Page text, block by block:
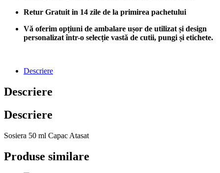
Retur Gratuit in 14 zile de la primirea pachetului
Vă oferim opțiuni de ambalare ușor de utilizat și design
personalizat într-o selecție vastă de cutii, pungi și etichete.
Descriere
Descriere
Descriere
Sosiera 50 ml Capac Atasat
Produse similare